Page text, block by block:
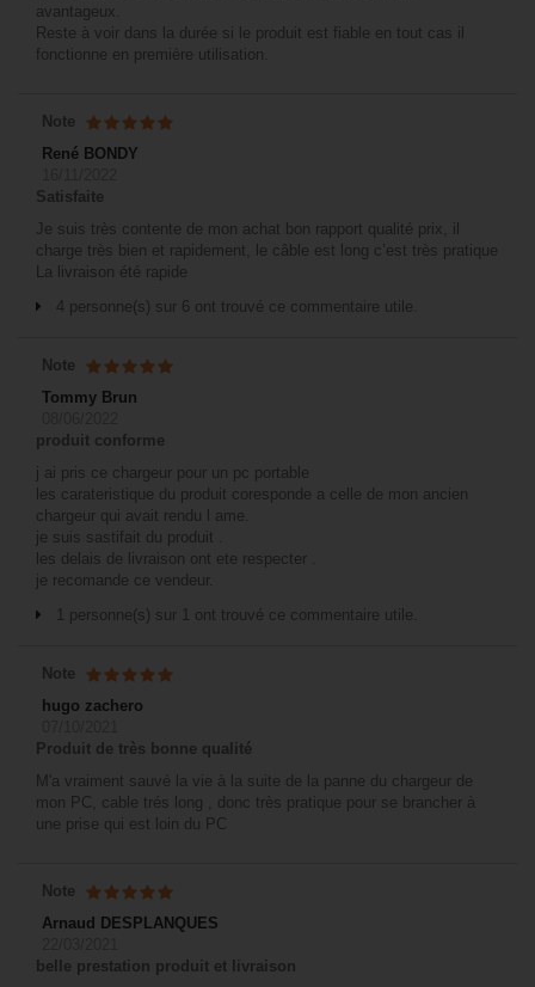
avantageux.
Reste à voir dans la durée si le produit est fiable en tout cas il
fonctionne en première utilisation.
Note
René BONDY
Satisfaite
Je suis très contente de mon achat bon rapport qualité prix, il
charge très bien et rapidement, le câble est long c’est très pratique
La livraison été rapide
4 personne(s) sur 6 ont trouvé ce commentaire utile.
Note
Tommy Brun
produit conforme
j ai pris ce chargeur pour un pc portable
les carateristique du produit coresponde a celle de mon ancien
chargeur qui avait rendu l ame.
je suis sastifait du produit .
les delais de livraison ont ete respecter .
je recomande ce vendeur.
1 personne(s) sur 1 ont trouvé ce commentaire utile.
Note
hugo zachero
Produit de très bonne qualité
M'a vraiment sauvé la vie à la suite de la panne du chargeur de
mon PC, cable trés long , donc très pratique pour se brancher à
une prise qui est loin du PC
Note
Arnaud DESPLANQUES
belle prestation produit et livraison